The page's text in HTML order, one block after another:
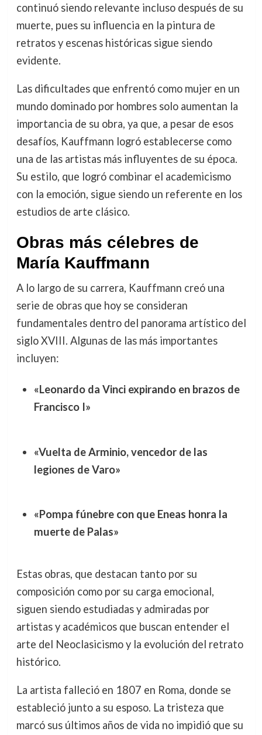
continuó siendo relevante incluso después de su
muerte, pues su influencia en la pintura de
retratos y escenas históricas sigue siendo
evidente.
Las dificultades que enfrentó como mujer en un
mundo dominado por hombres solo aumentan la
importancia de su obra, ya que, a pesar de esos
desafíos, Kauffmann logró establecerse como
una de las artistas más influyentes de su época.
Su estilo, que logró combinar el academicismo
con la emoción, sigue siendo un referente en los
estudios de arte clásico.
Obras más célebres de
María Kauffmann
A lo largo de su carrera, Kauffmann creó una
serie de obras que hoy se consideran
fundamentales dentro del panorama artístico del
siglo XVIII. Algunas de las más importantes
incluyen:
«Leonardo da Vinci expirando en brazos de
Francisco I»
«Vuelta de Arminio, vencedor de las
legiones de Varo»
«Pompa fúnebre con que Eneas honra la
muerte de Palas»
Estas obras, que destacan tanto por su
composición como por su carga emocional,
siguen siendo estudiadas y admiradas por
artistas y académicos que buscan entender el
arte del Neoclasicismo y la evolución del retrato
histórico.
La artista falleció en 1807 en Roma, donde se
estableció junto a su esposo. La tristeza que
marcó sus últimos años de vida no impidió que su